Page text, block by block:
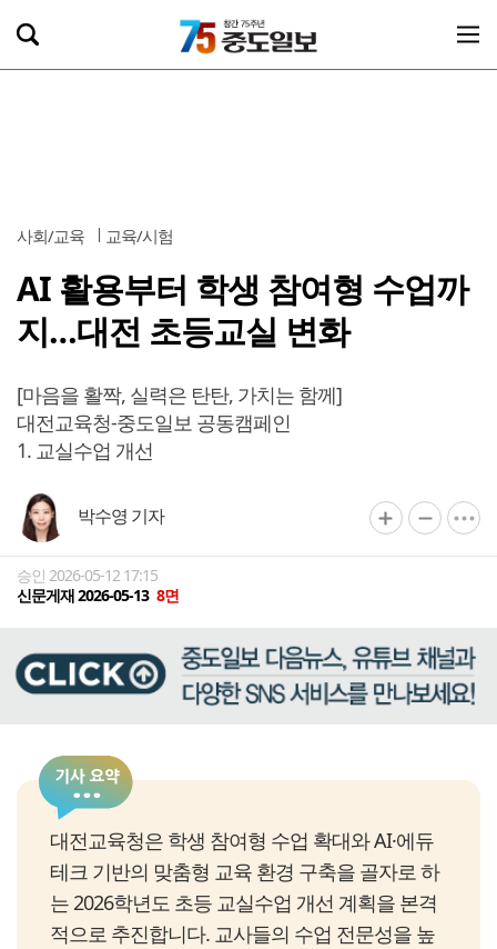
사회/교육 교육/시험
AI 활용부터 학생 참여형 수업까
지…대전 초등교실 변화
[마음을 활짝, 실력은 탄탄, 가치는 함께]
대전교육청-중도일보 공동캠페인
1. 교실수업 개선
박수영 기자
승인 2026-05-12 17:15
신문게재 2026-05-13 8면
대전교육청은 학생 참여형 수업 확대와 AI·에듀
테크 기반의 맞춤형 교육 환경 구축을 골자로 하
는 2026학년도 초등 교실수업 개선 계획을 본격
적으로 추진합니다. 교사들의 수업 전문성을 높